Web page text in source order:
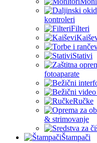
kontroleri
Filteri
Stativi
fotoaparate
Ručke
& strimovanje
Štampači